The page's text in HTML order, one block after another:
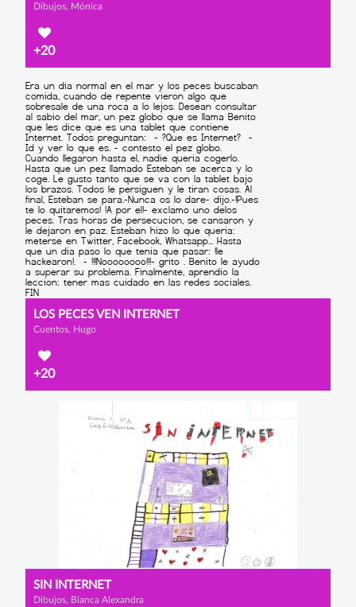
Dibujos, Mónica
+20
LOS PECES VEN INTERNET
Cuentos, Hugo
+20
SIN INTERNET
Dibujos, Bianca Alexandra